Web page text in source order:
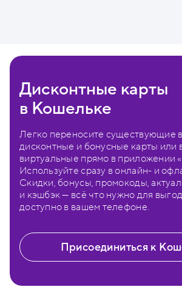
Дисконтные карты
в Кошельке
Легко переносите существующие
дисконтные и бонусные карты или
виртуальные прямо в приложении
Используйте сразу в онлайн- и
Скидки, бонусы, промокоды,
и кэшбэк — всё что нужно для
доступно в вашем телефоне.
Присоединиться к